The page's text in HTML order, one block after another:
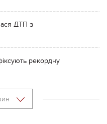
ДТП з
рекордну